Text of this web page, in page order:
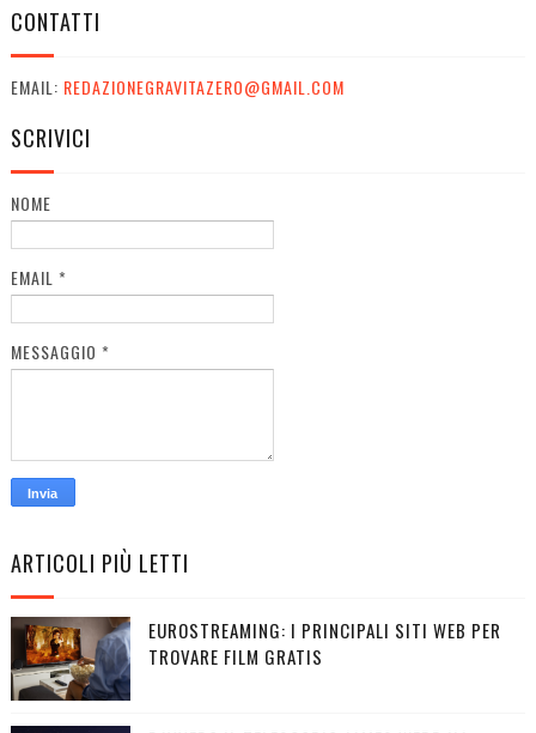
CONTATTI
EMAIL: REDAZIONEGRAVITAZERO@GMAIL.COM
SCRIVICI
NOME
EMAIL *
MESSAGGIO *
ARTICOLI PIÙ LETTI
EUROSTREAMING: I PRINCIPALI SITI WEB PER
TROVARE FILM GRATIS